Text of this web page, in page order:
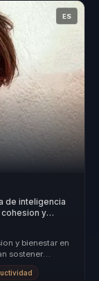
ES
de inteligencia
y
y bienestar en
sostener